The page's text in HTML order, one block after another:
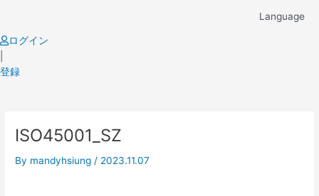
content
Language
ログイン
登録
ISO45001_SZ
By mandyhsiung / 2023.11.07
navigation